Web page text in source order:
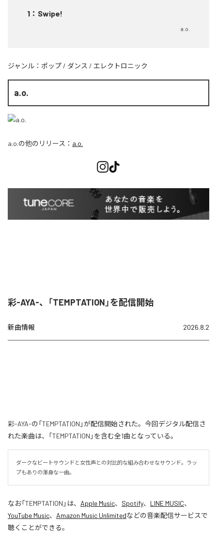
1 ： Swipe!
a.o.
ジャンル： ポップ / ダンス / エレクトロニック
a.o.
a.o.の他のリリース： a.o.
彩-AYA-、「TEMPTATION」を配信開始
新曲情報 2026.8.2
彩-AYA-の「TEMPTATION」が配信開始された。今回デジタル配信さ
れた楽曲は、「TEMPTATION」を含む全1曲となっている。
ダークなビートサウンドと女性声との対比的な組み合わせなサウンド。ラッ
プもありの渾身な一曲。
なお「TEMPTATION 」は、 Apple Music、 Spotify、 LINE MUSIC、
YouTube Music、 Amazon Music Unlimitedなどの音楽配信サービスで
聴くことができる。